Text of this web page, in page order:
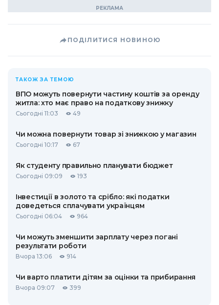
ПОДІЛИТИСЯ НОВИНОЮ
ТАКОЖ ЗА ТЕМОЮ
ВПО можуть повернути частину коштів за оренду
житла: хто має право на податкову знижку
Сьогодні 11:03 49
Чи можна повернути товар зі знижкою у магазин
Сьогодні 10:17 67
Як студенту правильно планувати бюджет
Сьогодні 09:09 193
Інвестиції в золото та срібло: які податки
доведеться сплачувати українцям
Сьогодні 06:04 964
Чи можуть зменшити зарплату через погані
результати роботи
Вчора 13:06 914
Чи варто платити дітям за оцінки та прибирання
Вчора 09:07 399